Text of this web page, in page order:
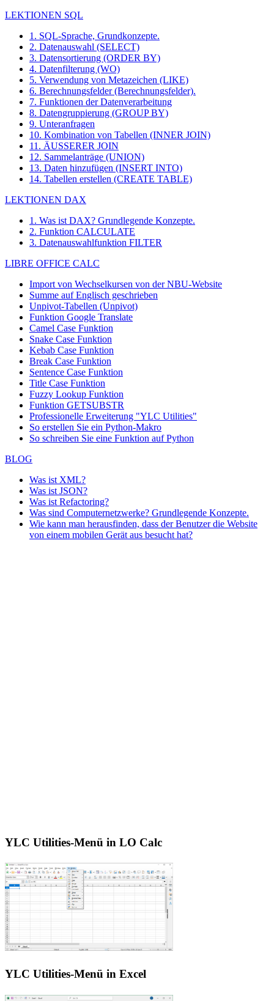
LEKTIONEN SQL
1. SQL-Sprache, Grundkonzepte.
2. Datenauswahl (SELECT)
3. Datensortierung (ORDER BY)
4. Datenfilterung (WO)
5. Verwendung von Metazeichen (LIKE)
6. Berechnungsfelder (Berechnungsfelder).
7. Funktionen der Datenverarbeitung
8. Datengruppierung (GROUP BY)
9. Unteranfragen
10. Kombination von Tabellen (INNER JOIN)
11. ÄUSSERER JOIN
12. Sammelanträge (UNION)
13. Daten hinzufügen (INSERT INTO)
14. Tabellen erstellen (CREATE TABLE)
LEKTIONEN DAX
1. Was ist DAX? Grundlegende Konzepte.
2. Funktion CALCULATE
3. Datenauswahlfunktion FILTER
LIBRE OFFICE CALC
Import von Wechselkursen von der NBU-Website
Summe auf Englisch geschrieben
Unpivot-Tabellen (Unpivot)
Funktion Google Translate
Camel Case Funktion
Snake Case Funktion
Kebab Case Funktion
Break Case Funktion
Sentence Case Funktion
Title Case Funktion
Fuzzy Lookup Funktion
Funktion GETSUBSTR
Professionelle Erweiterung "YLC Utilities"
So erstellen Sie ein Python-Makro
So schreiben Sie eine Funktion auf Python
BLOG
Was ist XML?
Was ist JSON?
Was ist Refactoring?
Was sind Computernetzwerke? Grundlegende Konzepte.
Wie kann man herausfinden, dass der Benutzer die Website
von einem mobilen Gerät aus besucht hat?
YLC Utilities-Menü in LO Calc
YLC Utilities-Menü in Excel